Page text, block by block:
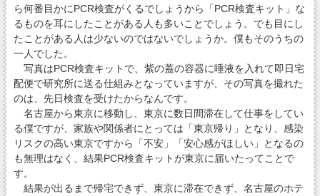
ら何番目かにPCR検査がくるでしょうから「PCR検査キット」な
るものを耳にしたことがある人も多いことでしょう。でも目にし
たことがある人は少ないのではないでしょうか。僕もそのうちの
一人でした。
写真はPCR検査キットで、紫の蓋の容器に唾液を入れて即日宅
配便で研究所に送る仕組みとなっていますが、その写真を撮れた
のは、先日検査を受けたからなんです。
名古屋から東京に移動し、東京に数日間滞在して仕事をしてい
る僕ですが、家族や関係者にとっては「東京帰り」となり、感染
リスクの高い東京ですから「不安」「安心感がほしい」となるの
も無理はなく、結果PCR検査キットが東京に届いたってことで
す。
結果が出るまで帰宅できず、東京に滞在できず、名古屋のホテ